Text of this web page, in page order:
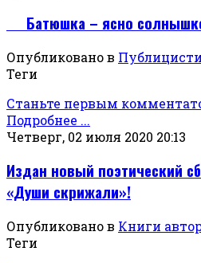
Батюшка – ясно
Опубликовано в
Теги
Станьте первым
Подробнее ...
Четверг, 02 июля 2020 20:13
Издан новый поэтический
«Души скрижали»!
Опубликовано в Книги
Теги